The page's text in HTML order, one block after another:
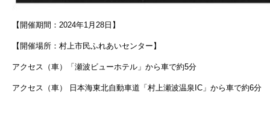
【開催期間： 2024年1月28日】
【開催場所：村上市民ふれあいセンター 】
アクセス（車）「瀬波ビューホテル」から車で約5分
アクセス（車） 日本海東北自動車道「村上瀬波温泉IC」から車で約6分